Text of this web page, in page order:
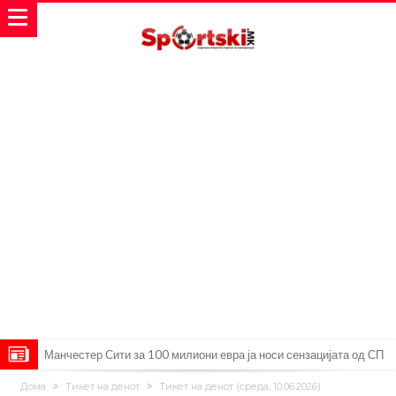
Манчестер Сити за 100 милиони евра ја носи сензацијата од СП
Се подготвува фудбалска предавство какво што не е видено од
Дома Тикет на денот Тикет на денот (среда, 10.06.2026)